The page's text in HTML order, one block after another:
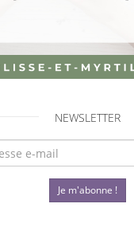
NEWSLETTER
Je m'abonne !